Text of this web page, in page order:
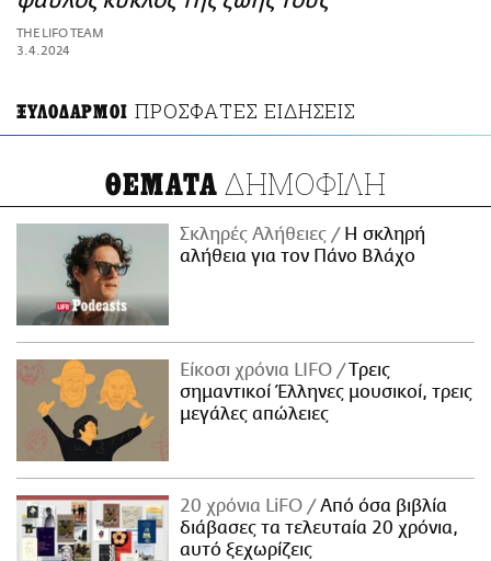
ΑΜΠΑ
PRINT
THE LIFO TEAM
3.4.2024
ΞΥΛΟΔΑΡΜΟΙ ΠΡΟΣΦΑΤΕΣ ΕΙΔΗΣΕΙΣ
ΘΕΜΑΤΑ ΔΗΜΟΦΙΛΗ
Σκληρές Αλήθειες
H σκληρή
αλήθεια για τον Πάνο Βλάχο
Είκοσι χρόνια LIFO
Tρεις
σημαντικοί Έλληνες μουσικοί, τρεις
μεγάλες απώλειες
20 χρόνια LiFO
Από όσα βιβλία
διάβασες τα τελευταία 20 χρόνια,
αυτό ξεχωρίζεις